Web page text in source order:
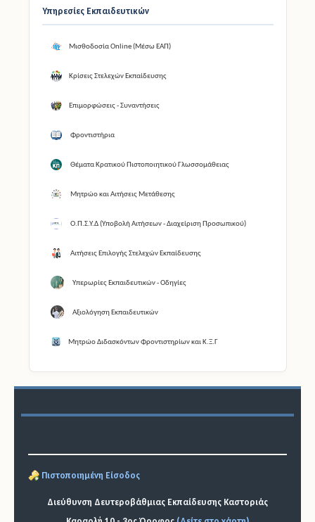
Υπηρεσίες Εκπαιδευτικών
Μισθοδοσία Online (Μέσω ΕΑΠ)
Κρίσεις Στελεχών Εκπαίδευσης
Επιμορφώσεις - Συναντήσεις
Φροντιστήρια
Θέματα Κρατικού Πιστοποιητικού Γλωσσομάθειας
Μητρώο και Αιτήσεις Μετάθεσης
Ο.Π.Σ.Υ.Δ (Υποβολή Αιτήσεων - Διαχείριση Προσωπικού)
Αιτήσεις Επιλογής Στελεχών Εκπαίδευσης
Υπερωρίες Εκπαιδευτικών - Οδηγίες
Αξιολόγηση Εκπαιδευτικών
Μητρώο Διδασκόντων Φροντιστηρίων και Κ.Ξ.Γ
Πιστοποιημένη Είσοδος
Διεύθυνση Δευτεροβάθμιας Εκπαίδευσης Καστοριάς